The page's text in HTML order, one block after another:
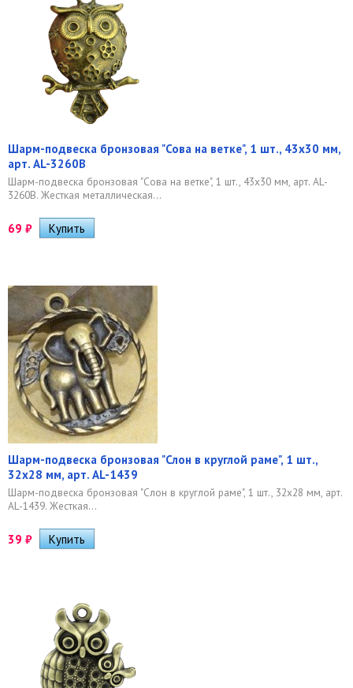
Шарм-подвеска бронзовая "Сова на ветке", 1 шт., 43х30 мм,
арт. AL-3260B
Шарм-подвеска бронзовая "Сова на ветке", 1 шт., 43х30 мм, арт. AL-
3260B. Жесткая металлическая...
69 ₽
Шарм-подвеска бронзовая "Слон в круглой раме", 1 шт.,
32х28 мм, арт. AL-1439
Шарм-подвеска бронзовая "Слон в круглой раме", 1 шт., 32х28 мм, арт.
AL-1439. Жесткая...
39 ₽